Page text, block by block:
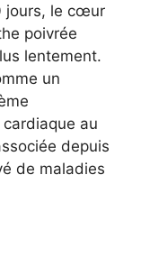
jours, le cœur
poivrée
lentement.
un
au
depuis
de maladies